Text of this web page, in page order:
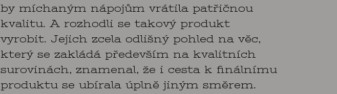
by míchaným nápojům vrátila patřičnou
kvalitu. A rozhodli se takový produkt
vyrobit. Jejich zcela odlišný pohled na věc,
který se zakládá především na kvalitních
surovinách, znamenal, že i cesta k finálnímu
produktu se ubírala úplně jiným směrem.